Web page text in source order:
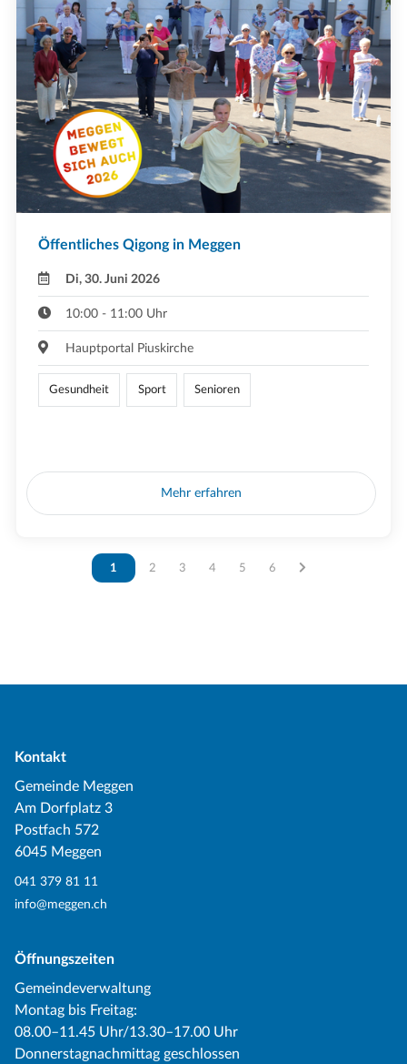
Öffentliches Qigong in Meggen
Di, 30. Juni 2026
10:00 - 11:00 Uhr
Hauptportal Piuskirche
Gesundheit Sport Senioren
Mehr erfahren
Vous êtes sur la page
1 Vous êtes sur la page
2 Vous êtes sur la page
3 Vous êtes sur la page
4 Vous êtes sur la page
5 Vous êtes sur la page
6
Kontakt
Gemeinde Meggen
Am Dorfplatz 3
Postfach 572
6045 Meggen
041 379 81 11
info@meggen.ch
Öffnungszeiten
Gemeindeverwaltung
Montag bis Freitag:
08.00–11.45 Uhr/13.30–17.00 Uhr
Donnerstagnachmittag geschlossen